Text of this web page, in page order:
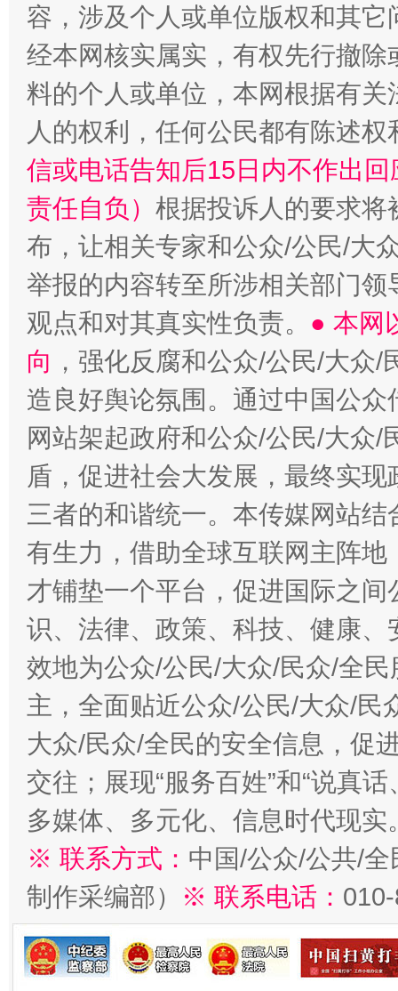
“蜀中异人”王建安的艺术幻境
容，涉及个人或单位版权和其它
经本网核实属实，有权先行撤
料的个人或单位，本网根据有
人的权利，任何公民都有陈述
信或电话告知后15日内不作出
责任自负） 根据投诉人的要求将
布，让相关专家和公众/公民/大
举报的内容转至所涉相关部门
观点和对其真实性负责。 ● 本网
向 ，强化反腐和公众/公民/大众
造良好舆论氛围。通过中国公
网站架起政府和公众/公民/大众
盾，促进社会大发展，最终实
三者的和谐统一。本传媒网站
有生力，借助全球互联网主阵
才铺垫一个平台，促进国际之
识、法律、政策、科技、健康
效地为公众/公民/大众/民众/全
主，全面贴近公众/公民/大众/民
大众/民众/全民的安全信息，促
交往；展现“服务百姓”和“说真
多媒体、多元化、信息时代现实
※ 联系方式： 中国/公众/公共/
制作采编部）
※ 联系电话：